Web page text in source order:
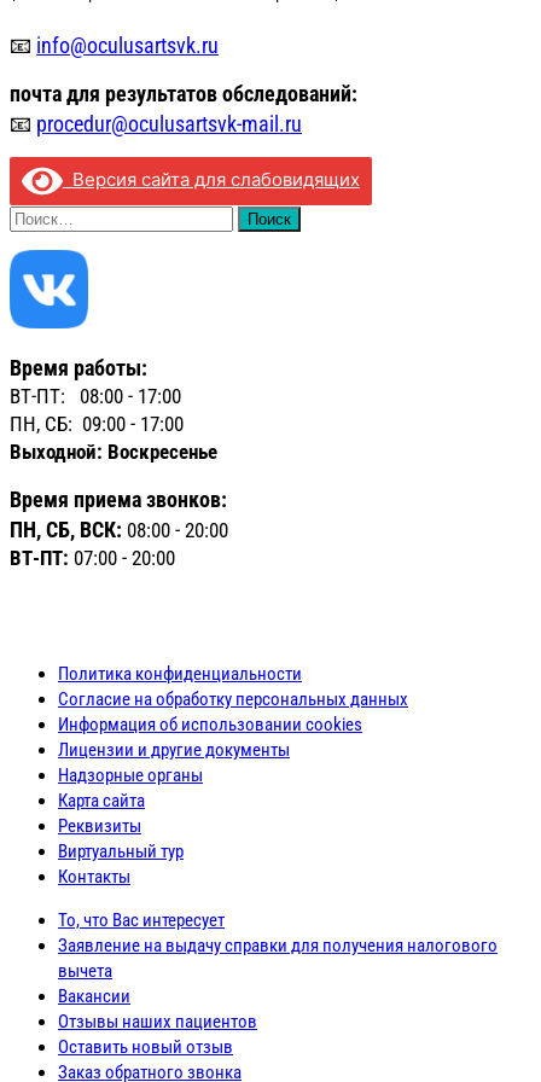
📧 info@oculusartsvk.ru
почта для результатов обследований:
📧 procedur@oculusartsvk-mail.ru
Версия сайта для слабовидящих
Найти:
Время работы:
ВТ-ПТ: 08:00 - 17:00
ПН, СБ: 09:00 - 17:00
Выходной: Воскресенье
Время приема звонков:
ПН, СБ, ВСК: 08:00 - 20:00
ВТ-ПТ: 07:00 - 20:00
Политика конфиденциальности
Согласие на обработку персональных данных
Информация об использовании cookies
Лицензии и другие документы
Надзорные органы
Карта сайта
Реквизиты
Виртуальный тур
Контакты
То, что Вас интересует
Заявление на выдачу справки для получения налогового
вычета
Вакансии
Отзывы наших пациентов
Оставить новый отзыв
Заказ обратного звонка